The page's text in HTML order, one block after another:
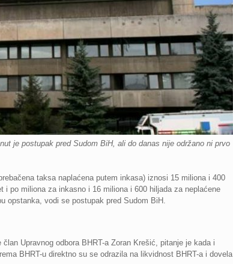
je postupak pred Sudom BiH, ali do danas nije održano ni prvo
taksa naplaćena putem inkasa) iznosi 15 miliona i 400
po miliona za inkasno i 16 miliona i 600 hiljada za neplaćene
opstanka, vodi se postupak pred Sudom BiH.
Upravnog odbora BHRT-a Zoran Krešić, pitanje je kada i
BHRT-u direktno su se odrazila na likvidnost BHRT-a i dovela